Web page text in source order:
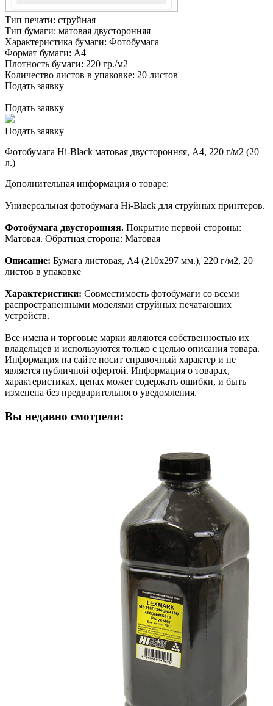
Тип печати: струйная
Тип бумаги: матовая двусторонняя
Характеристика бумаги: Фотобумага
Формат бумаги: А4
Плотность бумаги: 220 гр./м2
Количество листов в упаковке: 20 листов
Подать заявку
Подать заявку
Подать заявку
Фотобумага Hi-Black матовая двусторонняя, A4, 220 г/м2 (20
л.)
Дополнительная информация о товаре:
Универсальная фотобумага Hi-Black для струйныx принтеров.
Фотобумага двусторонняя. Покрытие первой стороны:
Матовая. Обратная сторона: Матовая
Описание: Бумага листовая, A4 (210x297 мм.), 220 г/м2, 20
листов в упаковке
Характеристики: Совместимость фотобумаги со всеми
распространенными моделями струйных печатающих
устройств.
Все имена и торговые марки являются собственностью их
владельцев и используются только с целью описания товара.
Информация на сайте носит справочный характер и не
является публичной офертой. Информация о товарах,
характеристиках, ценах может содержать ошибки, и быть
изменена без предварительного уведомления.
Вы недавно смотрели: